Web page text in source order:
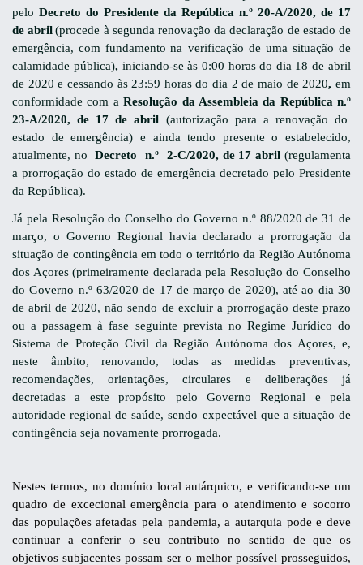
pelo Decreto do Presidente da República n.º 20-A/2020, de 17
de abril (procede à segunda renovação da declaração de estado de
emergência, com fundamento na verificação de uma situação de
calamidade pública), iniciando-se às 0:00 horas do dia 18 de abril
de 2020 e cessando às 23:59 horas do dia 2 de maio de 2020,em
conformidade com aResolução da Assembleia da República n.º
23-A/2020, de 17 de abril (autorização para a renovação do
estado de emergência) e ainda tendo presente o estabelecido,
atualmente, no Decreto n.º 2-C/2020, de 17 abril(regulamenta
a prorrogação do estado de emergência decretado pelo Presidente
da República).
Já pela Resolução do Conselho do Governo n.º 88/2020 de 31 de
março, o Governo Regional havia declarado a prorrogação da
situação de contingência em todo o território da Região Autónoma
dos Açores (primeiramente declarada pela Resolução do Conselho
do Governo n.º 63/2020 de 17 de março de 2020), até ao dia 30
de abril de 2020, não sendo de excluir a prorrogação deste prazo
ou a passagem à fase seguinte prevista no Regime Jurídico do
Sistema de Proteção Civil da Região Autónoma dos Açores, e,
neste âmbito, renovando, todas as medidas preventivas,
recomendações, orientações, circulares e deliberações já
decretadas a este propósito pelo Governo Regional e pela
autoridade regional de saúde, sendo expectável que a situação de
contingência seja novamente prorrogada.
Nestes termos, no domínio local autárquico, e verificando-se um
quadro de excecional emergência para o atendimento e socorro
das populações afetadas pela pandemia, a autarquia pode e deve
continuar a conferir o seu contributo no sentido de que os
objetivos subjacentes possam ser o melhor possível prosseguidos,